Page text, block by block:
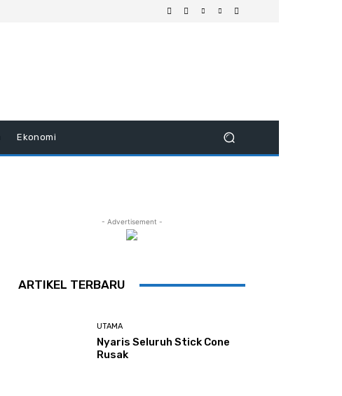
Ekonomi
- Advertisement -
ARTIKEL TERBARU
UTAMA
Nyaris Seluruh Stick Cone
Rusak